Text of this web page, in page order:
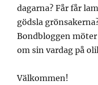
dagarna? Får får
gödsla
Bondbloggen
om sin vardag på
Välkommen!